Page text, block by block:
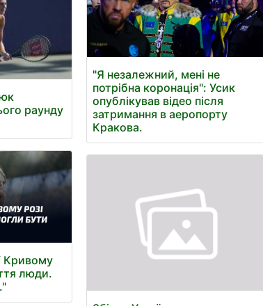
раунду
Кривому
люди.
"Я незалежний, мені не
потрібна коронація": Усик
опублікував відео після
затримання в аеропорту
Кракова.